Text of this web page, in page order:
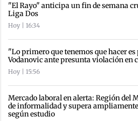
"El Rayo" anticipa un fin de semana
Liga Dos
Hoy | 16:34
"Lo primero que tenemos que hacer
Vodanovic ante presunta violación en
Hoy | 15:56
Mercado laboral en alerta: Región del
de informalidad y supera
según estudio